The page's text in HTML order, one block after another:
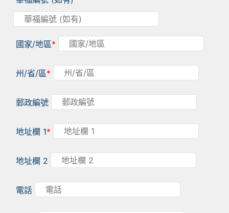
國家/地區*
州/省/區*
郵政編號
地址欄 1*
地址欄 2
電話